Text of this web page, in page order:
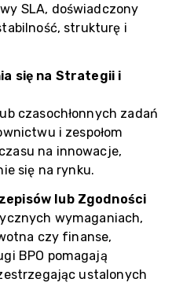
SLA, doświadczony
strukturę i
się na Strategii i
czasochłonnych zadań
i zespołom
na innowacje,
się na rynku.
lub Zgodności
wymaganiach,
czy finanse,
BPO pomagają
ustalonych